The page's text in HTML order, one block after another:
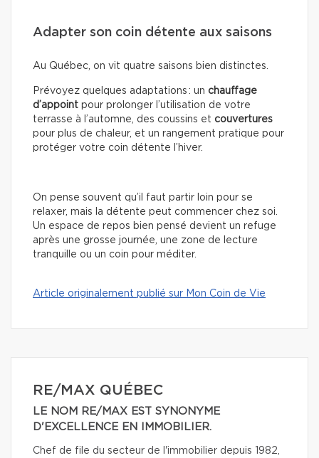
Adapter son coin détente aux saisons
Au Québec, on vit quatre saisons bien distinctes.
Prévoyez quelques adaptations : un chauffage
d’appoint pour prolonger l’utilisation de votre
terrasse à l’automne, des coussins et couvertures
pour plus de chaleur, et un rangement pratique pour
protéger votre coin détente l’hiver.
On pense souvent qu’il faut partir loin pour se
relaxer, mais la détente peut commencer chez soi.
Un espace de repos bien pensé devient un refuge
après une grosse journée, une zone de lecture
tranquille ou un coin pour méditer.
Article originalement publié sur Mon Coin de Vie
RE/MAX QUÉBEC
LE NOM RE/MAX EST SYNONYME
D'EXCELLENCE EN IMMOBILIER.
Chef de file du secteur de l'immobilier depuis 1982,